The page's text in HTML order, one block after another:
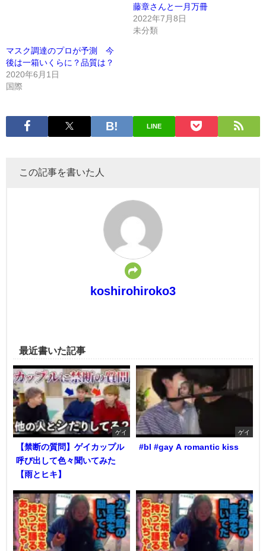
藤章さんと一月万冊
2022年7月8日
未分類
マスク調達のプロが予測 今
後は一箱いくらに？品質は？
2020年6月1日
国際
LINE
この記事を書いた人
koshirohiroko3
最近書いた記事
ゲイ
【禁断の質問】ゲイカップル
呼び出して色々聞いてみた
【雨とヒキ】
ゲイ
#bl #gay A romantic kiss